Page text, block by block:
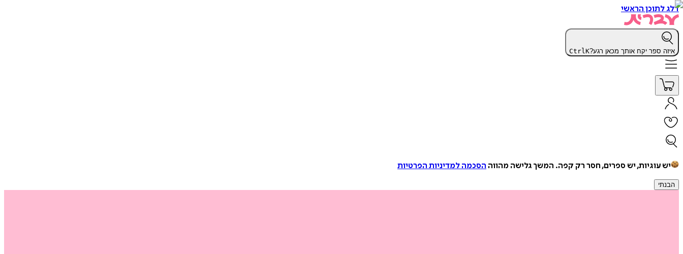
דלג לתוכן הראשי
איזה ספר יקח אותך מכאן רגע? CtrlK
יש עוגיות, יש ספרים, חסר רק קפה. המשך גלישה מהווה הסכמה למדיניות הפרטיות
הבנתי